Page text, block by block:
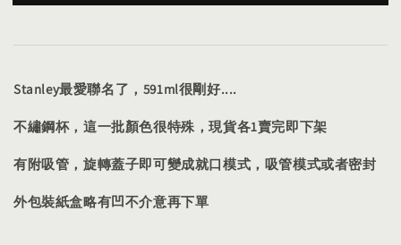
Stanley最愛聯名了，591ml很剛好....
不繡鋼杯，這一批顏色很特殊，現貨各1賣完即下架
有附吸管，旋轉蓋子即可變成就口模式，吸管模式或者密封
外包裝紙盒略有凹不介意再下單